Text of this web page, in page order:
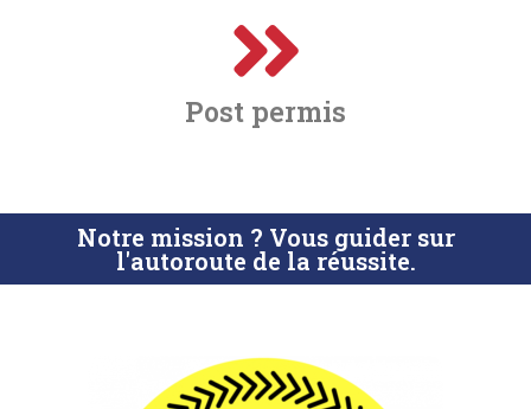
Post permis
Notre mission ? Vous guider sur
l'autoroute de la réussite.